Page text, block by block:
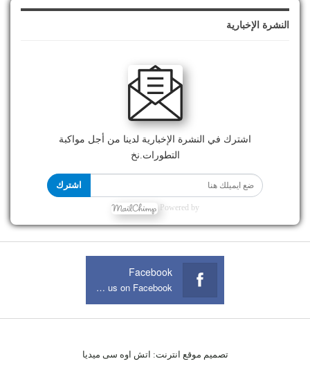
النشرة الإخبارية
اشترك في النشرة الإخبارية لدينا من أجل مواكبة
التطورات.نخ
اشترك
Powered by
Facebook
Join us on Facebook
تصميم موقع انترنت: اتش اوه سى ميديا